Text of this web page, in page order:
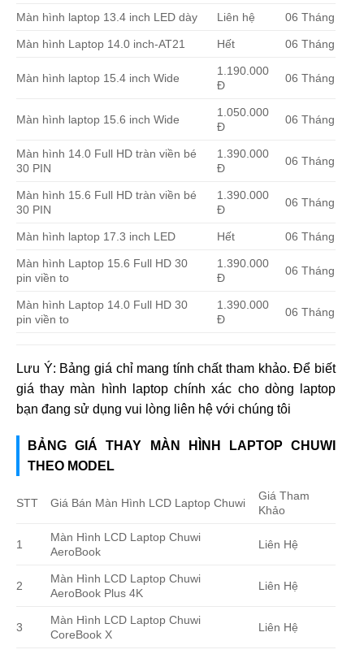
Màn hình laptop 13.4 inch LED dày Liên hệ 06 Tháng
Màn hình Laptop 14.0 inch-AT21 Hết 06 Tháng
Màn hình laptop 15.4 inch Wide
1.190.000
Đ
06 Tháng
Màn hình laptop 15.6 inch Wide
1.050.000
Đ
06 Tháng
Màn hình 14.0 Full HD tràn viền bé
30 PIN
1.390.000
Đ
06 Tháng
Màn hình 15.6 Full HD tràn viền bé
30 PIN
1.390.000
Đ
06 Tháng
Màn hình laptop 17.3 inch LED Hết 06 Tháng
Màn hình Laptop 15.6 Full HD 30
pin viền to
1.390.000
Đ
06 Tháng
Màn hình Laptop 14.0 Full HD 30
pin viền to
1.390.000
Đ
06 Tháng
Lưu Ý: Bảng giá chỉ mang tính chất tham khảo. Để biết
giá thay màn hình laptop chính xác cho dòng laptop
bạn đang sử dụng vui lòng liên hệ với chúng tôi
BẢNG GIÁ THAY MÀN HÌNH LAPTOP CHUWI
THEO MODEL
STT Giá Bán Màn Hình LCD Laptop Chuwi
Giá Tham
Khảo
1
Màn Hình LCD Laptop Chuwi
AeroBook
Liên Hệ
2
Màn Hình LCD Laptop Chuwi
AeroBook Plus 4K
Liên Hệ
3
Màn Hình LCD Laptop Chuwi
CoreBook X
Liên Hệ